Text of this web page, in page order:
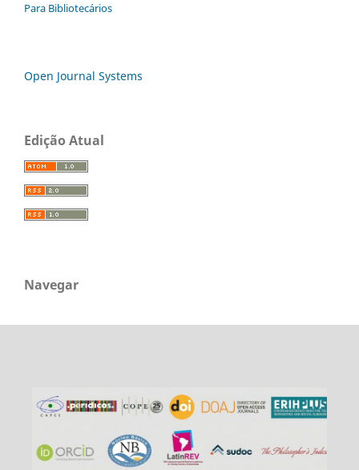
Para Bibliotecários
Open Journal Systems
Edição Atual
Navegar